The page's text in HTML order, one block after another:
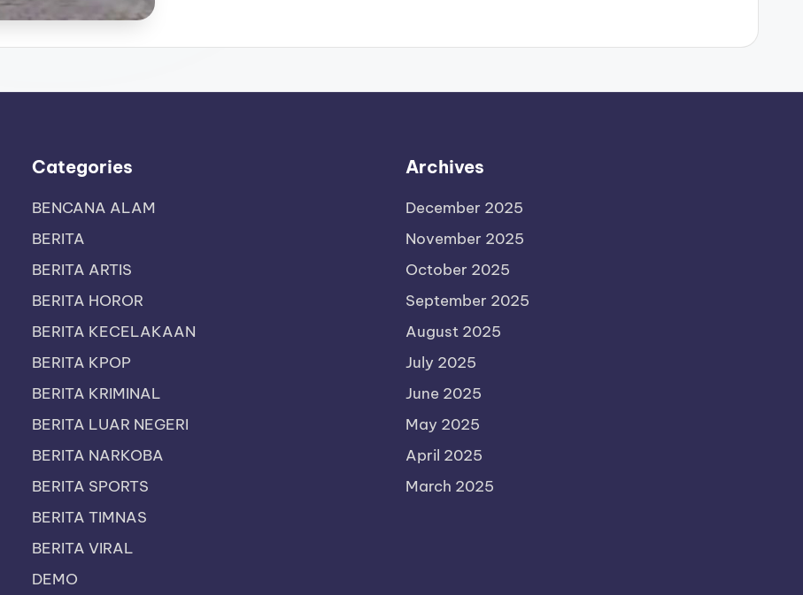
Categories
BENCANA ALAM
BERITA
BERITA ARTIS
BERITA HOROR
BERITA KECELAKAAN
BERITA KPOP
BERITA KRIMINAL
BERITA LUAR NEGERI
BERITA NARKOBA
BERITA SPORTS
BERITA TIMNAS
BERITA VIRAL
DEMO
Archives
December 2025
November 2025
October 2025
September 2025
August 2025
July 2025
June 2025
May 2025
April 2025
March 2025